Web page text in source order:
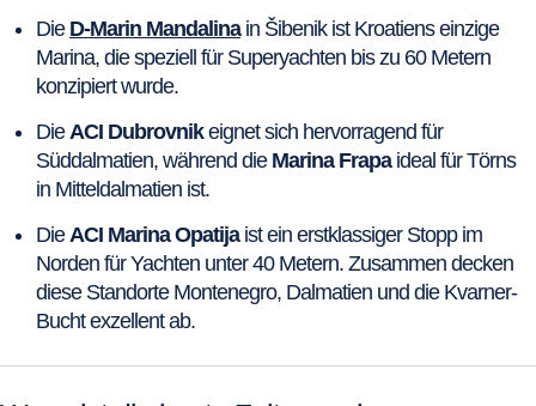
Die D-Marin Mandalinain Šibenik ist Kroatiens einzige
Marina, die speziell für Superyachten bis zu 60 Metern
konzipiert wurde.
DieACI Dubrovnikeignet sich hervorragend für
Süddalmatien, während die Marina Frapaideal für Törns
in Mitteldalmatien ist.
DieACI Marina Opatijaist ein erstklassiger Stopp im
Norden für Yachten unter 40 Metern. Zusammen decken
diese Standorte Montenegro, Dalmatien und die Kvarner-
Bucht exzellent ab.